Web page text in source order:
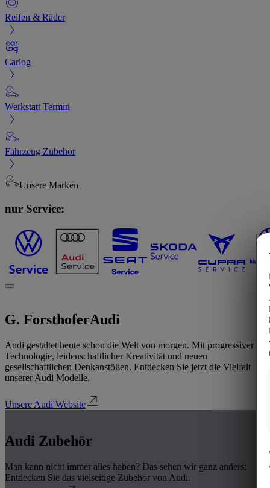
Reifen & Räder
Carlog
Werkstatt Termin
Fahrzeug Zubehör
Unsere Marken
nur Service:
G. ForsthoferAudi
Audi gestaltet heute schon die Welt von morgen. Mit progressiver
Technologie, leidenschaftlicher Kreativität und neuen
gesellschaftlichen Denkanstößen. Entdecken Sie jetzt die Vielfalt
unserer Audi Modelle.
Unsere Audi Website
Audi Zubehör
Man kann nicht immer alles haben? Das sehen wir ganz anders:
Entdecken Sie das vielseitige Zubehör von Audi.